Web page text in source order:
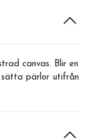
canvas. Blir en
sätta pärlor utifrån